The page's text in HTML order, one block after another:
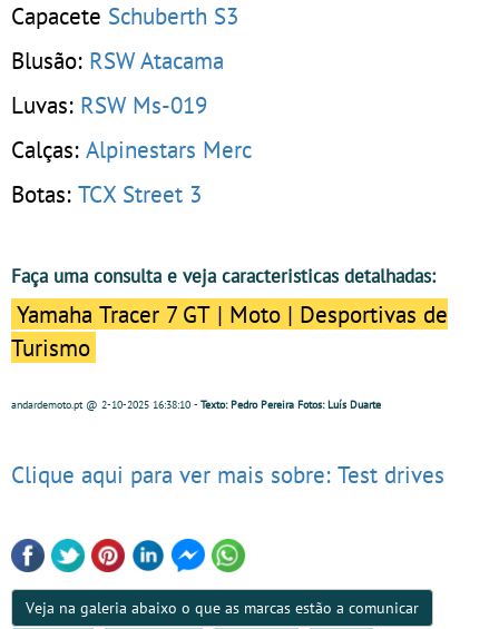
Capacete Schuberth S3
Blusão: RSW Atacama
Luvas: RSW Ms-019
Calças: Alpinestars Merc
Botas: TCX Street 3
Faça uma consulta e veja caracteristicas detalhadas:
Yamaha Tracer 7 GT | Moto | Desportivas de
Turismo
andardemoto.pt@ 2-10-2025 16:38:10 - Texto: Pedro Pereira Fotos: Luís Duarte
Clique aqui para ver mais sobre: Test drives
Veja na galeria abaixo o que as marcas estão a comunicar